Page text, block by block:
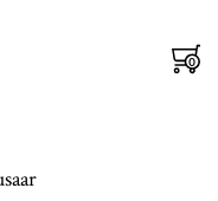
0